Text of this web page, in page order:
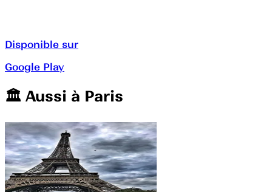
Disponible sur
Google Play
🏛️️ Aussi à Paris